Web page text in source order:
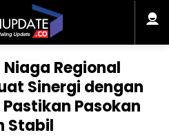
Regional
Sinergi dengan
Pasokan
Stabil